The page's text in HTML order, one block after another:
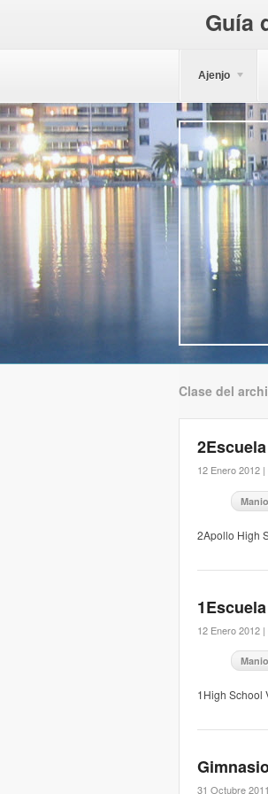
Guía
Ajenjo
Clase del
12 Enero 2012 |
2Apollo High
12 Enero 2012 |
1High School
31 Octubre